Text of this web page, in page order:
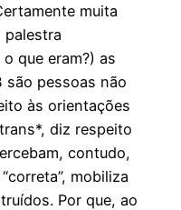
muita
palestra
que eram?) as
são pessoas não
às orientações
diz respeito
contudo,
mobiliza
Por que, ao